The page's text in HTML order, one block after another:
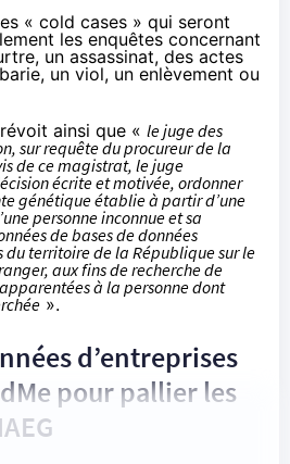
« cold cases » qui seront
les enquêtes concernant
un assassinat, des actes
un viol, un enlèvement ou
ainsi que « le juge des
sur requête du procureur de la
de ce magistrat, le juge
écrite et motivée, ordonner
génétique établie à partir d’une
personne inconnue et sa
de bases de données
territoire de la République sur le
aux fins de recherche de
à la personne dont
».
d’entreprises
pour pallier les